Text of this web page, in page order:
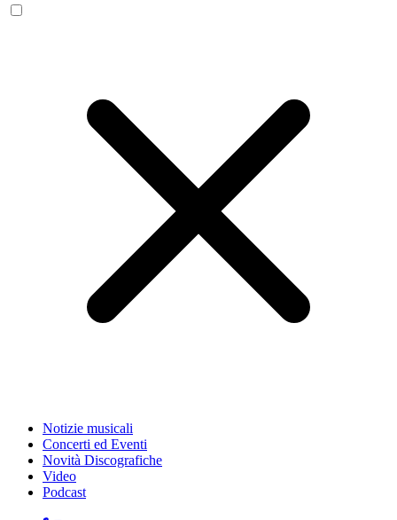
Notizie musicali
Concerti ed Eventi
Novità Discografiche
Video
Podcast